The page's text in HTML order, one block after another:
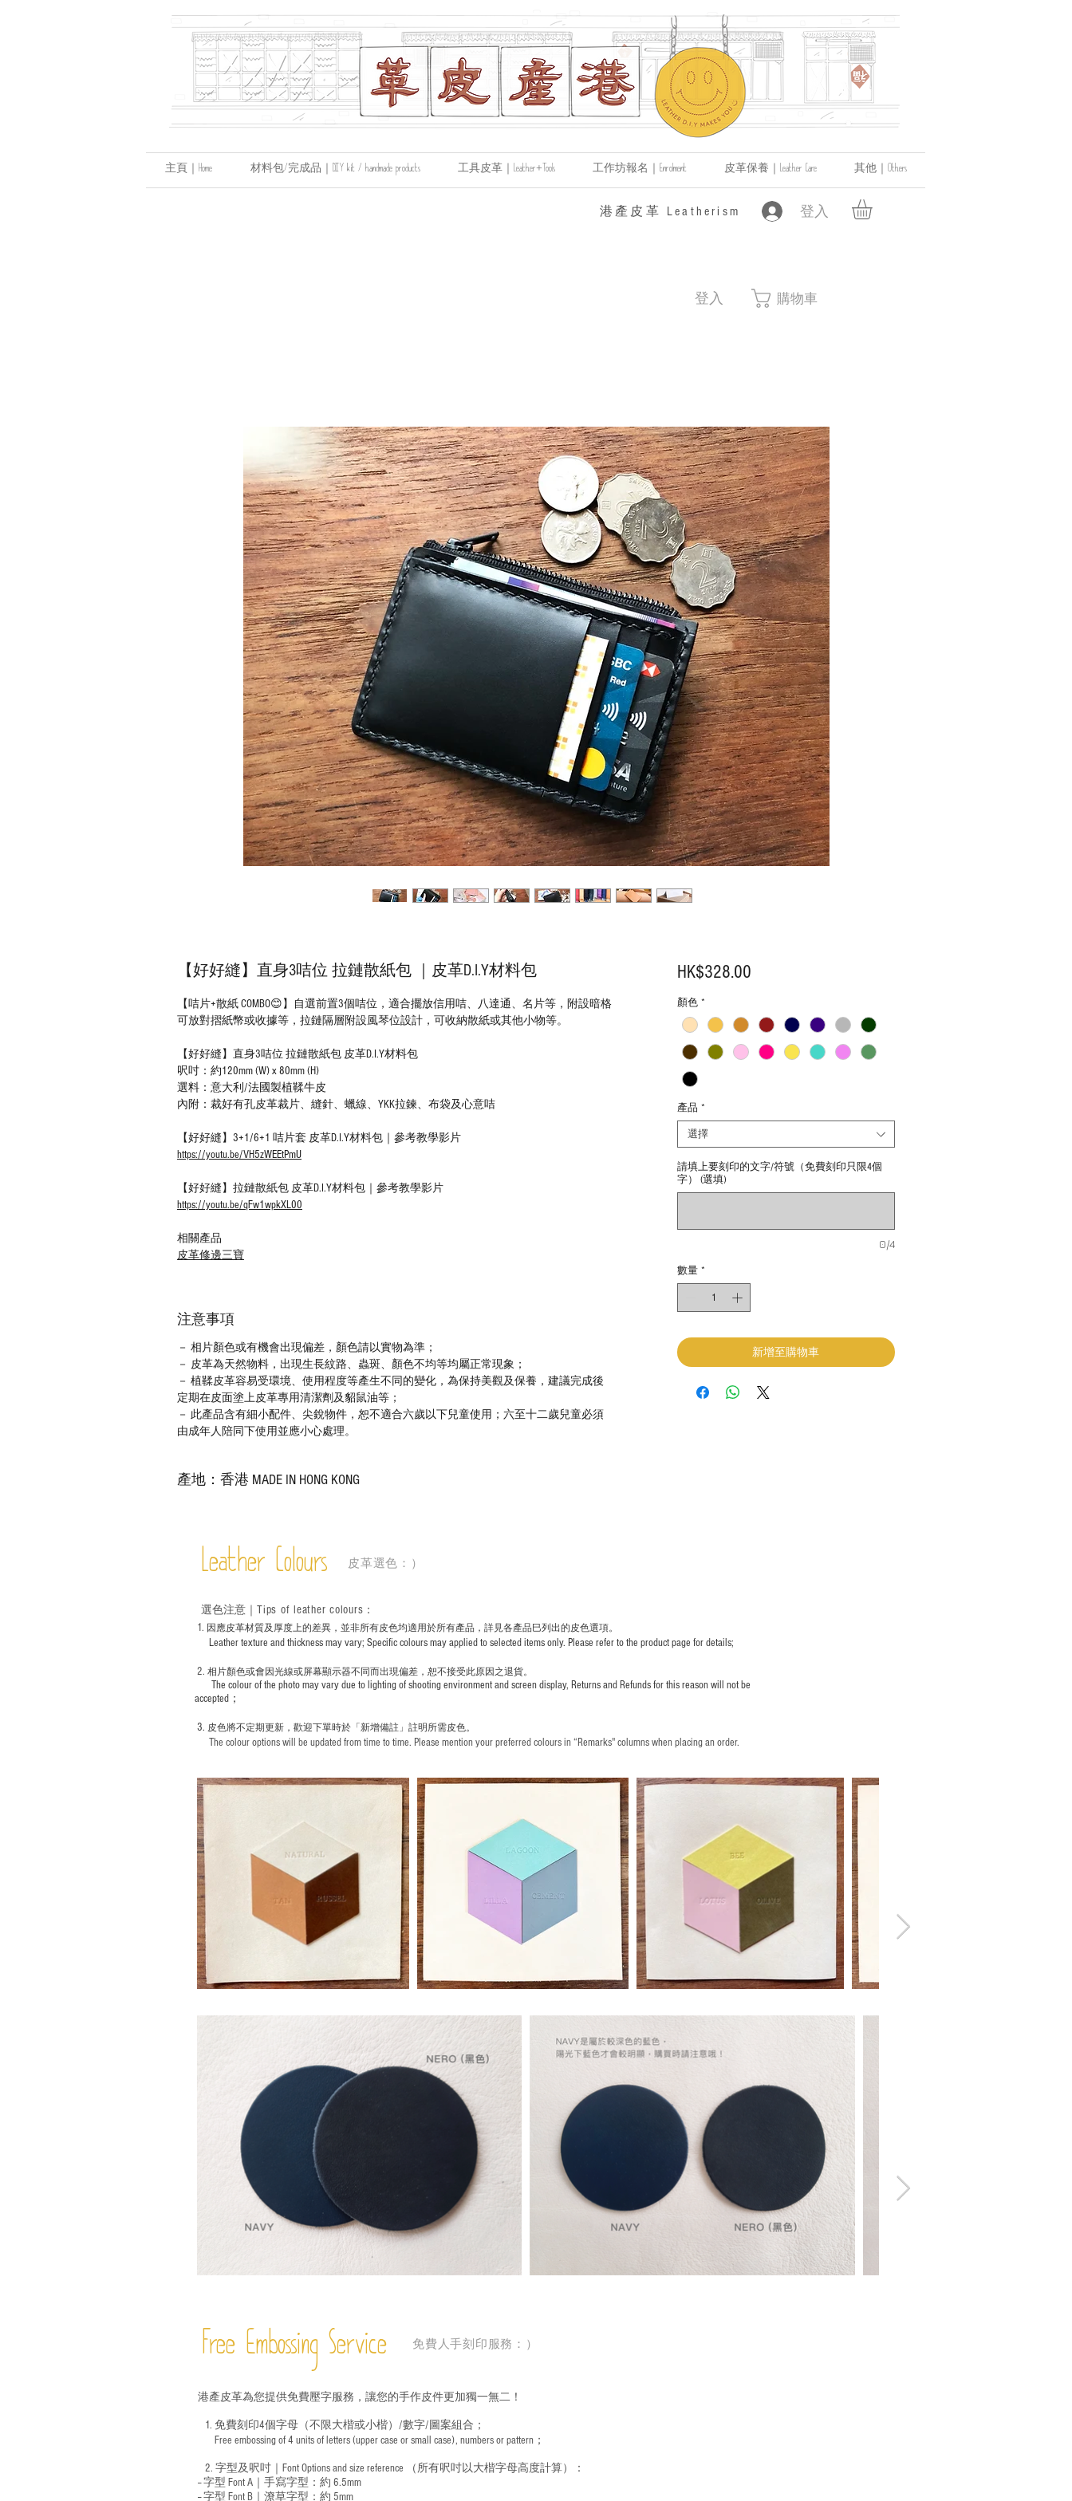
主頁｜Home 材料包/完成品｜DIY kit / handmade products 工具皮革｜Leather+Tools 工作坊報名｜Enrolment 皮革保養｜Leather Care 其他｜Others
登入
​港產皮革 Leatherism
登入 購物車
【好好縫】直身3咭位 拉鏈散紙包 ｜皮革D.I.Y材料包
【咭片+散紙 COMBO😊】自選前置3個咭位，適合擺放信用咭、八達通、名片等，附設暗格
可放對摺紙幣或收據等，拉鏈隔層附設風琴位設計，可收納散紙或其他小物等。
【好好縫】直身3咭位 拉鏈散紙包 皮革D.I.Y材料包
呎吋：約120mm (W) x 80mm (H)
選料：意大利/法國製植鞣牛皮
內附：裁好有孔皮革裁片、縫針、蠟線、YKK拉鍊、布袋及心意咭
【好好縫】3+1/6+1 咭片套 皮革D.I.Y材料包｜參考教學影片
https://youtu.be/VH5zWEEtPmU
【好好縫】拉鏈散紙包 皮革D.I.Y材料包｜參考教學影片
https://youtu.be/qFw1wpkXL00
相關產品
皮革修邊三寶
注意事項
－ 相片顏色或有機會出現偏差，顏色請以實物為準；
－ 皮革為天然物料，出現生長紋路、蟲斑、顏色不均等均屬正常現象；
－ 植鞣皮革容易受環境、使用程度等產生不同的變化，為保持美觀及保養，建議完成後
定期在皮面塗上皮革專用清潔劑及貂鼠油等；
－ 此產品含有細小配件、尖銳物件，恕不適合六歲以下兒童使用；六至十二歲兒童必須
由成年人陪同下使用並應小心處理。
產地：香港 MADE IN HONG KONG
HK$328.00價
顏色 *
產品 *
選擇
請填上要刻印的文字/符號（免費刻印只限4個
字） (選填)
0/4
數量 *
新增至購物車
Leather Colours 皮革選色：）
1. ​ 因應皮革材質及厚度上的差異，並非所有皮色均適用於所有產品，詳見各產品巳列出的皮色選項。
Leather texture and thickness may vary; Specific colours may applied to selected items only. Please refer to the product page for details;
2. 相片顏色或會因光線或屏幕顯示器不同而出現偏差，恕不接受此原因之退貨。
The colour of the photo may vary due to lighting of shooting environment and screen display, Returns and Refunds for this reason will not be
accepted；
3. 皮色將不定期更新，歡迎下單時於「新增備註」註明 所需皮色。
The colour options will be updated from time to time. Please mention your preferred colours in “Remarks" columns when placing an order.
選色注意｜ Tips of leather colours ：
Free Embossing Service 免費人手刻印服務：）
港產皮革為您提供免費壓字服務，讓您的手作皮件更加獨一無二！
1. 免費刻印4個字母（不限大楷或小楷）/數字/圖案組合；
Free embossing of 4 units of letters (upper case or small case), numbers or pattern；
2. 字型及呎吋｜ Font Options and size reference
（所有呎吋以大楷字母高度計算）：
-- 字型 Font A｜手寫字型：約 6.5mm
-- 字型 Font B｜潦草字型： 約 5mm